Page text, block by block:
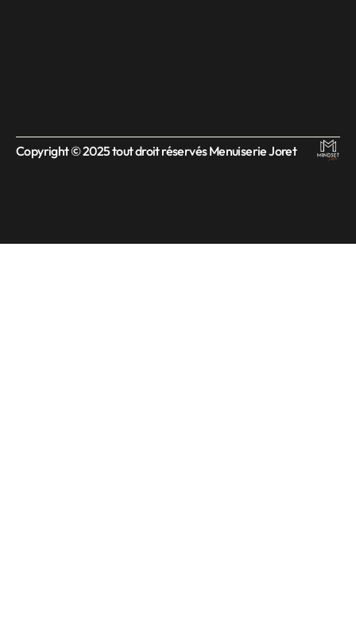
Copyright © 2025 tout droit réservés Menuiserie Joret